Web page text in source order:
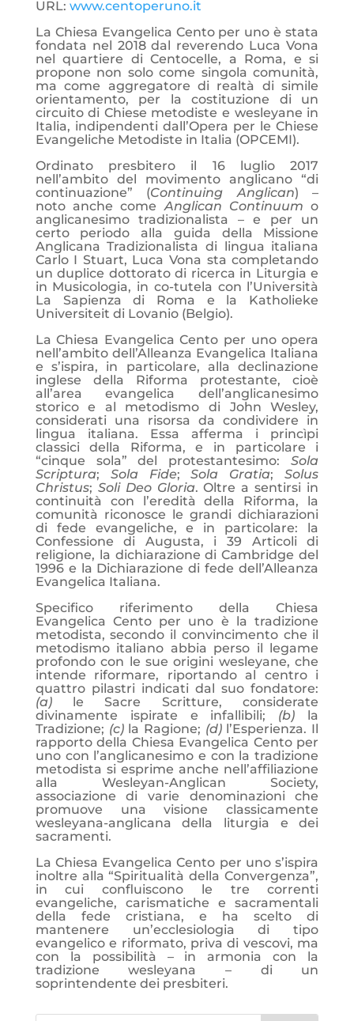
URL: www.centoperuno.it
La Chiesa Evangelica Cento per uno è stata
fondata nel 2018 dal reverendo Luca Vona
nel quartiere di Centocelle, a Roma, e si
propone non solo come singola comunità,
ma come aggregatore di realtà di simile
orientamento, per la costituzione di un
circuito di Chiese metodiste e wesleyane in
Italia, indipendenti dall’Opera per le Chiese
Evangeliche Metodiste in Italia (OPCEMI).
Ordinato presbitero il 16 luglio 2017
nell’ambito del movimento anglicano “di
continuazione” (Continuing Anglican) –
noto anche comeAnglican Continuum o
anglicanesimo tradizionalista – e per un
certo periodo alla guida della Missione
Anglicana Tradizionalista di lingua italiana
Carlo I Stuart, Luca Vona sta completando
un duplice dottorato di ricerca in Liturgia e
in Musicologia, in co-tutela con l’Università
La Sapienza di Roma e la Katholieke
Universiteit di Lovanio (Belgio).
La Chiesa Evangelica Cento per uno opera
nell’ambito dell’Alleanza Evangelica Italiana
e s’ispira, in particolare, alla declinazione
inglese della Riforma protestante, cioè
all’area evangelica dell’anglicanesimo
storico e al metodismo di John Wesley,
considerati una risorsa da condividere in
lingua italiana. Essa afferma i princìpi
classici della Riforma, e in particolare i
“cinque sola” del protestantesimo:Sola
Scriptura; Sola Fide;Sola Gratia;Solus
Christus; Soli Deo Gloria. Oltre a sentirsi in
continuità con l’eredità della Riforma, la
comunità riconosce le grandi dichiarazioni
di fede evangeliche, e in particolare: la
Confessione di Augusta, i 39 Articoli di
religione, la dichiarazione di Cambridge del
1996 e la Dichiarazione di fede dell’Alleanza
Evangelica Italiana.
Specifico riferimento della Chiesa
Evangelica Cento per uno è la tradizione
metodista, secondo il convincimento che il
metodismo italiano abbia perso il legame
profondo con le sue origini wesleyane, che
intende riformare, riportando al centro i
quattro pilastri indicati dal suo fondatore:
(a)le Sacre Scritture, considerate
divinamente ispirate e infallibili; (b) la
Tradizione; (c)la Ragione; (d)l’Esperienza. Il
rapporto della Chiesa Evangelica Cento per
uno con l’anglicanesimo e con la tradizione
metodista si esprime anche nell’affiliazione
alla Wesleyan-Anglican Society,
associazione di varie denominazioni che
promuove una visione classicamente
wesleyana-anglicana della liturgia e dei
sacramenti.
La Chiesa Evangelica Cento per uno s’ispira
inoltre alla “Spiritualità della Convergenza”,
in cui confluiscono le tre correnti
evangeliche, carismatiche e sacramentali
della fede cristiana, e ha scelto di
mantenere un’ecclesiologia di tipo
evangelico e riformato, priva di vescovi, ma
con la possibilità – in armonia con la
tradizione wesleyana – di un
soprintendente dei presbiteri.